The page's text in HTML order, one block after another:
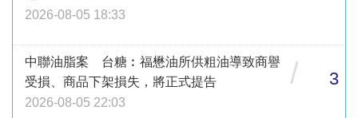
2026-08-05 18:33
中聯油脂案 台糖︰福懋油所供粗油導致商譽
受損、商品下架損失，將正式提告
2026-08-05 22:03
/ 3